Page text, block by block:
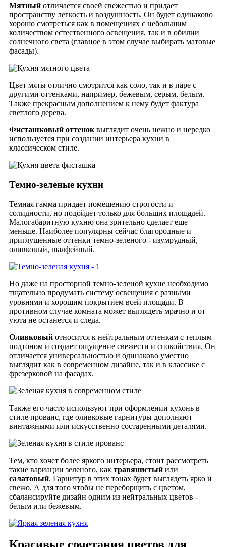
Мятный отличается своей свежестью и придает
пространству легкость и воздушность. Он будет одинаково
хорошо смотреться как в помещениях с небольшим
количеством естественного освещения, так и в обилии
солнечного света (главное в этом случае выбирать матовые
фасады).
Цвет мяты отлично смотрится как соло, так и в паре с
другими оттенками, например, бежевым, серым, белым.
Также прекрасным дополнением к нему будет фактура
светлого дерева.
Фисташковый оттенок выглядит очень нежно и нередко
используется при создании интерьера кухни в
классическом стиле.
Темно-зеленые кухни
Темная гамма придает помещению строгости и
солидности, но подойдет только для больших площадей.
Малогабаритную кухню она зрительно сделает еще
меньше. Наиболее популярны сейчас благородные и
приглушенные оттенки темно-зеленого - изумрудный,
оливковый, шалфейный.
Но даже на просторной темно-зеленой кухне необходимо
тщательно продумать систему освещения с разными
уровнями и хорошим покрытием всей площади. В
противном случае комната может выглядеть мрачно и от
уюта не останется и следа.
Оливковый относится к нейтральным оттенкам с теплым
подтоном и создает ощущение свежести и спокойствия. Он
отличается универсальностью и одинаково уместно
выглядит как в современном дизайне, так и в классике с
фрезерковой на фасадах.
Также его часто используют при оформлении кухонь в
стиле прованс, где оливковые гарнитуры дополняют
винтажными или искусственно состаренными деталями.
Тем, кто хочет более яркого интерьера, стоит рассмотреть
такие вариации зеленого, как травянистый или
салатовый. Гарнитур в этих тонах будет выглядеть ярко и
свежо. А для того чтобы не переборщить с цветом,
сбалансируйте дизайн одним из нейтральных цветов -
белым или бежевым.